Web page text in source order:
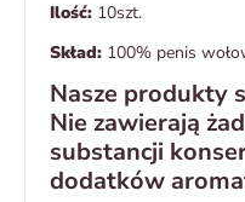
Ilość: 10szt.
Skład: 100% penis
Nasze produkty
Nie zawierają
substancji
dodatków